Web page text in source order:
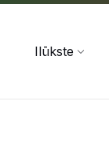
Ilūkste